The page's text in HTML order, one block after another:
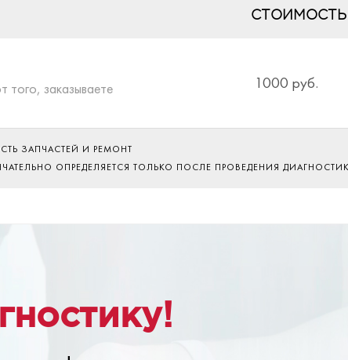
СТОИМОСТЬ
того, заказываете
1000 руб.
ЗАПЧАСТЕЙ И РЕМОНТ
ОПРЕДЕЛЯЕТСЯ ТОЛЬКО ПОСЛЕ ПРОВЕДЕНИЯ